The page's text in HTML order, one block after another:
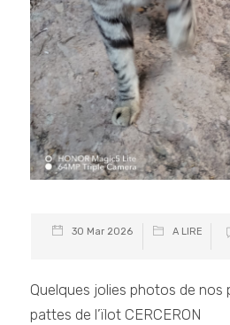
30 Mar 2026 A LIRE
Quelques jolies photos de
pattes de l’ïlot CERCERON